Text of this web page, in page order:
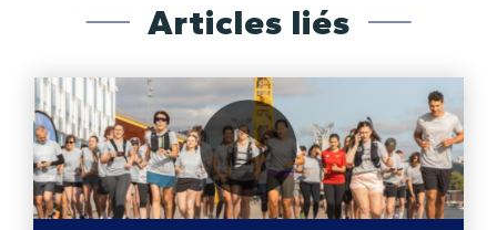
Articles liés